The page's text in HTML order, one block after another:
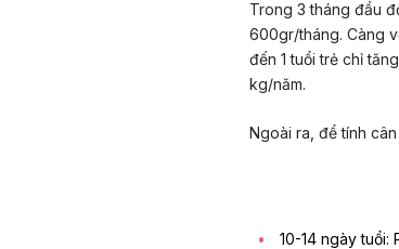
Trong 3 tháng đầu
600gr/tháng. Càng
đến 1 tuổi trẻ chỉ
kg/năm.
Ngoài ra, để tính
10-14 ngày tuổi: